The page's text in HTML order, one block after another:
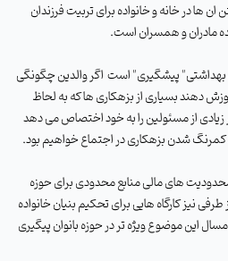
ها در خانه و خانواده برای تربیت فرزندان
مادران و همسران است.
بهداشتی" پیشگیری" است اگر والدین چگونگی
دهند بسیاری از بزهکاری ها که به لحاظ
از مسئولین را به خود اختصاص می دهد
شدن بزهکاری در اجتماع خواهیم بود.
های مالی منابع محدودی برای حوزه
نیز کارگاه هایی برای تحکیم بنیان خانواده
این موضوع ویژه تر در حوزه بانوان پیگیری